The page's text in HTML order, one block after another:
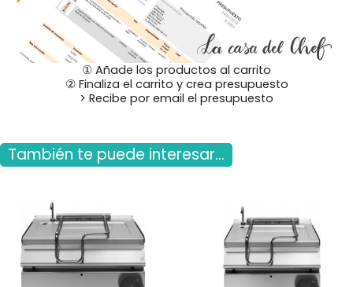
① Añade los productos al carrito
② Finaliza el carrito y crea presupuesto
> Recibe por email el presupuesto
También te puede interesar...